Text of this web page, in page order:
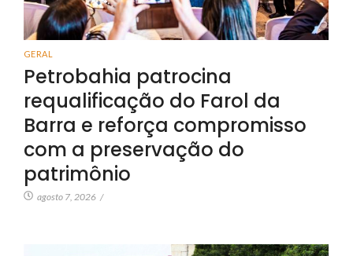
GERAL
Petrobahia patrocina
requalificação do Farol da
Barra e reforça compromisso
com a preservação do
patrimônio
agosto 7, 2026 /